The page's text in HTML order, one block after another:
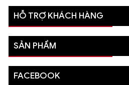
HỖ TRỢ KHÁCH HÀNG
SẢN PHẨM
FACEBOOK